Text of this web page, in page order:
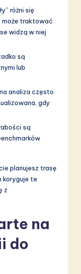
różni się
może traktować
widzą w niej
są
lub
analiza często
gdy
są
planujesz trasę
koryguje te
z
na
do